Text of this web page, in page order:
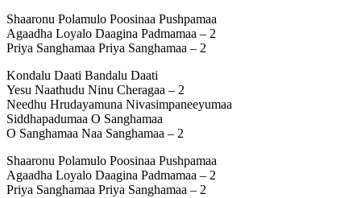
Shaaronu Polamulo Poosinaa Pushpamaa
Agaadha Loyalo Daagina Padmamaa – 2
Priya Sanghamaa Priya Sanghamaa – 2
Kondalu Daati Bandalu Daati
Yesu Naathudu Ninu Cheragaa – 2
Needhu Hrudayamuna Nivasimpaneeyumaa
Siddhapadumaa O Sanghamaa
O Sanghamaa Naa Sanghamaa – 2
Shaaronu Polamulo Poosinaa Pushpamaa
Agaadha Loyalo Daagina Padmamaa – 2
Priya Sanghamaa Priya Sanghamaa – 2